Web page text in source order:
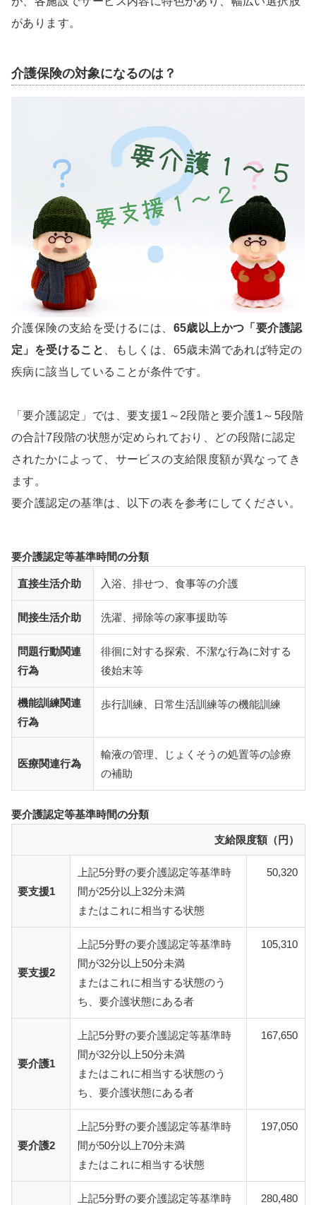
があります。
介護保険の対象になるのは？
介護保険の支給を受けるには、 65歳以上かつ「要介護認
定」を受けること
、もしくは、65歳未満であれば特定の
疾病に該当していることが条件です。
「要介護認定」では、要支援1～2段階と要介護1～5段階
の合計7段階の状態が定められており、どの段階に認定
されたかによって、サービスの支給限度額が異なってき
ます。
要介護認定の基準は、以下の表を参考にしてください。
要介護認定等基準時間の分類
直接生活介助 入浴、排せつ、食事等の介護
間接生活介助 洗濯、掃除等の家事援助等
問題行動関連
行為
徘徊に対する探索、不潔な行為に対する
後始末等
機能訓練関連
行為
歩行訓練、日常生活訓練等の機能訓練
医療関連行為
輸液の管理、じょくそうの処置等の診療
の補助
要介護認定等基準時間の分類
支給限度額（円）
要支援1
上記5分野の要介護認定等基準時
間が25分以上32分未満
またはこれに相当する状態
50,320
要支援2
上記5分野の要介護認定等基準時
間が32分以上50分未満
またはこれに相当する状態のう
ち、要介護状態にある者
105,310
要介護1
上記5分野の要介護認定等基準時
間が32分以上50分未満
またはこれに相当する状態のう
ち、要介護状態にある者
167,650
要介護2
上記5分野の要介護認定等基準時
間が50分以上70分未満
またはこれに相当する状態
197,050
上記5分野の要介護認定等基準時
280,480